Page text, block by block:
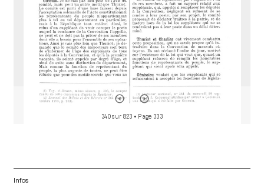
340 sur 823 • Page 333
Infos